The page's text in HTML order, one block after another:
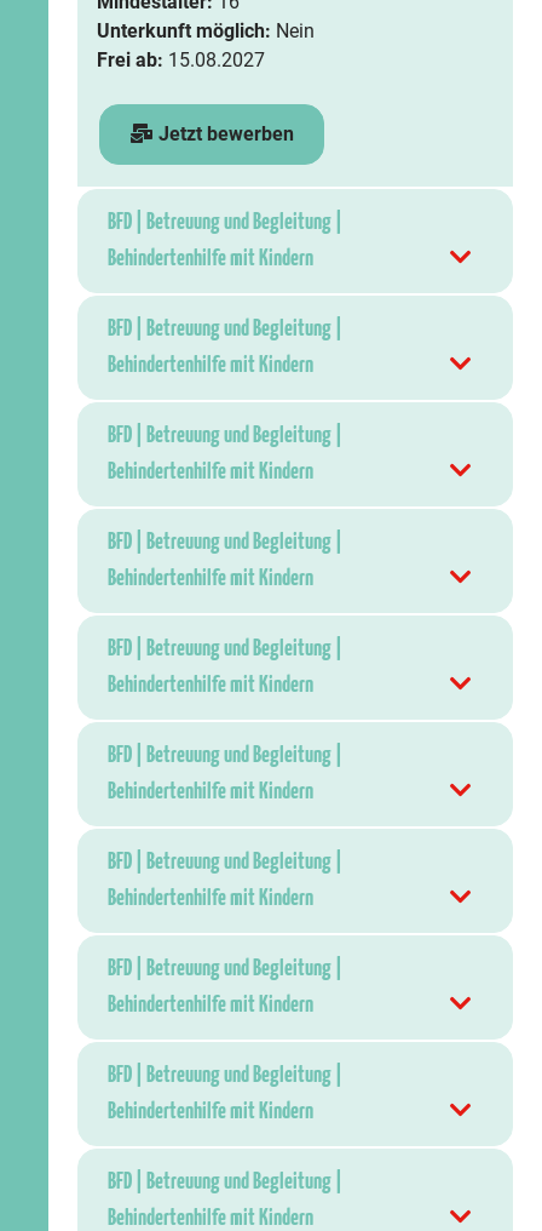
Unterkunft möglich: Nein
Frei ab: 15.08.2027
Jetzt bewerben
BFD | Betreuung und Begleitung |
Behindertenhilfe mit Kindern
BFD | Betreuung und Begleitung |
Behindertenhilfe mit Kindern
BFD | Betreuung und Begleitung |
Behindertenhilfe mit Kindern
BFD | Betreuung und Begleitung |
Behindertenhilfe mit Kindern
BFD | Betreuung und Begleitung |
Behindertenhilfe mit Kindern
BFD | Betreuung und Begleitung |
Behindertenhilfe mit Kindern
BFD | Betreuung und Begleitung |
Behindertenhilfe mit Kindern
BFD | Betreuung und Begleitung |
Behindertenhilfe mit Kindern
BFD | Betreuung und Begleitung |
Behindertenhilfe mit Kindern
BFD | Betreuung und Begleitung |
Behindertenhilfe mit Kindern